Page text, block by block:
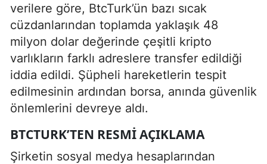
verilere göre, BtcTurk’ün bazı sıcak
cüzdanlarından toplamda yaklaşık 48
milyon dolar değerinde çeşitli kripto
varlıkların farklı adreslere transfer edildiği
iddia edildi. Şüpheli hareketlerin tespit
edilmesinin ardından borsa, anında güvenlik
önlemlerini devreye aldı.
BTCTURK’TEN RESMI AÇIKLAMA
Şirketin sosyal medya hesaplarından